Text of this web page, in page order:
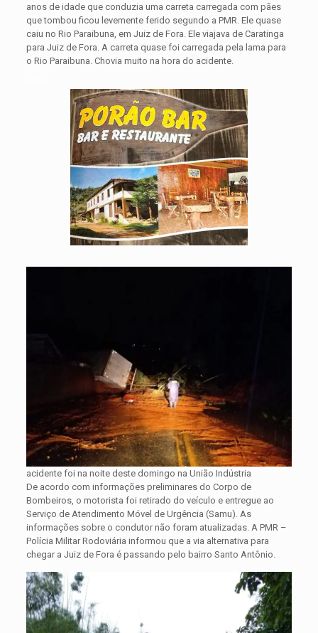
anos de idade que conduzia uma carreta carregada com pães
que tombou ficou levemente ferido segundo a PMR. Ele quase
caiu no Rio Paraibuna, em Juiz de Fora. Ele viajava de Caratinga
para Juiz de Fora. A carreta quase foi carregada pela lama para
o Rio Paraibuna. Chovia muito na hora do acidente.
acidente foi na noite deste domingo na União Indústria
De acordo com informações preliminares do Corpo de
Bombeiros, o motorista foi retirado do veículo e entregue ao
Serviço de Atendimento Móvel de Urgência (Samu). As
informações sobre o condutor não foram atualizadas. A PMR –
Polícia Militar Rodoviária informou que a via alternativa para
chegar a Juiz de Fora é passando pelo bairro Santo Antônio.